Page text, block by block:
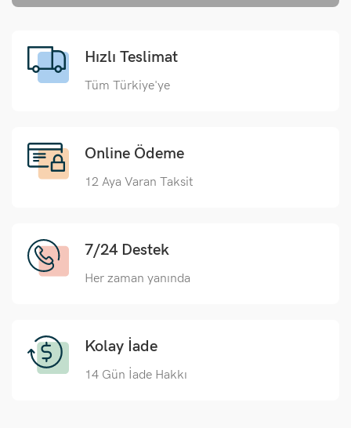
Hızlı Teslimat
Tüm Türkiye'ye
Online Ödeme
12 Aya Varan Taksit
7/24 Destek
Her zaman yanında
Kolay İade
14 Gün İade Hakkı